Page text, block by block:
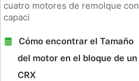
cuatro motores de remolque con
capaci
Cómo encontrar el Tamaño
del motor en el bloque de un
CRX